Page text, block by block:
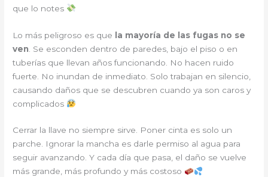
que lo notes
Lo más peligroso es que la mayoría de las fugas no se
ven . Se esconden dentro de paredes, bajo el piso o en
tuberías que llevan años funcionando. No hacen ruido
fuerte. No inundan de inmediato. Solo trabajan en silencio,
causando daños que se descubren cuando ya son caros y
complicados
Cerrar la llave no siempre sirve. Poner cinta es solo un
parche. Ignorar la mancha es darle permiso al agua para
seguir avanzando. Y cada día que pasa, el daño se vuelve
más grande, más profundo y más costoso